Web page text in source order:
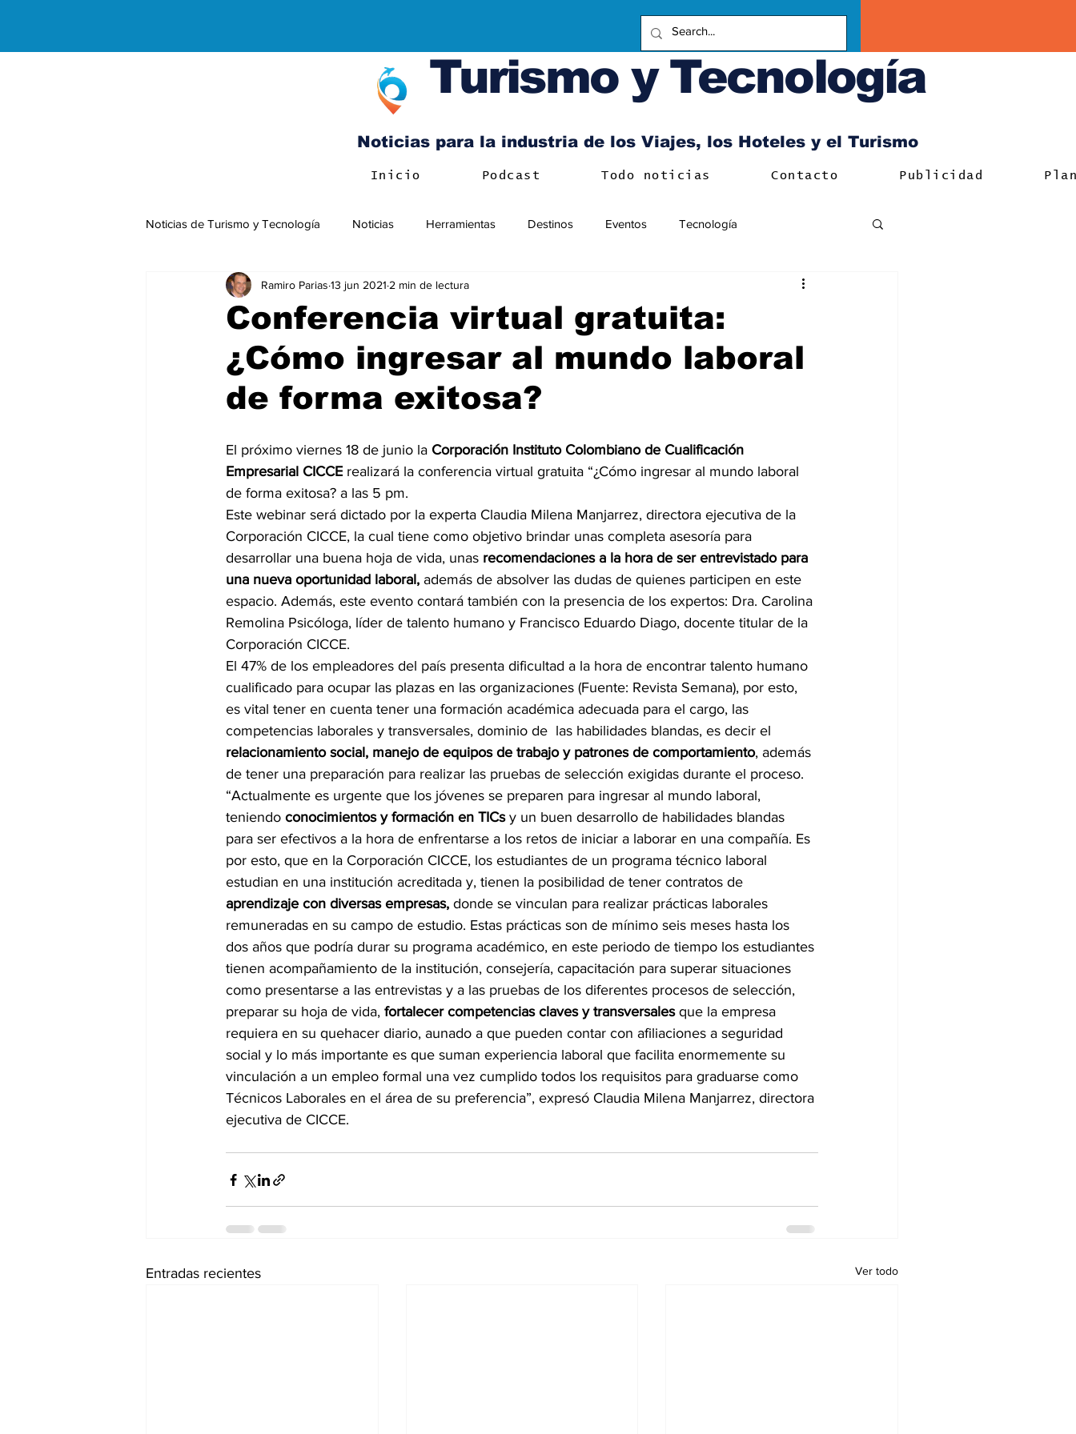
Turismo y Tecnología
Noticias para la industria de los Viajes, los Hoteles y el Turismo
Inicio Podcast Todo noticias Contacto Publicidad
Noticias de Turismo y Tecnología Noticias Herramientas Destinos Eventos Tecnología
Negocios Internacionales
Conferencia virtual gratuita:
¿Cómo ingresar al mundo laboral
de forma exitosa?
Ramiro Parias 13 jun 2021 2 min de lectura
El próximo viernes 18 de junio la Corporación Instituto Colombiano de Cualificación
Empresarial CICCE realizará la conferencia virtual gratuita “¿Cómo ingresar al mundo laboral
de forma exitosa? a las 5 pm.
Este webinar será dictado por la experta Claudia Milena Manjarrez, directora ejecutiva de la
Corporación CICCE, la cual tiene como objetivo brindar unas completa asesoría para
desarrollar una buena hoja de vida, unas recomendaciones a la hora de ser entrevistado para
una nueva oportunidad laboral, además de absolver las dudas de quienes participen en este
espacio. Además, este evento contará también con la presencia de los expertos: Dra. Carolina
Remolina Psicóloga, líder de talento humano y Francisco Eduardo Diago, docente titular de la
Corporación CICCE.
El 47% de los empleadores del país presenta dificultad a la hora de encontrar talento humano
cualificado para ocupar las plazas en las organizaciones (Fuente: Revista Semana), por esto,
es vital tener en cuenta tener una formación académica adecuada para el cargo, las
competencias laborales y transversales, dominio de  las habilidades blandas, es decir el
relacionamiento social, manejo de equipos de trabajo y patrones de comportamiento, además
de tener una preparación para realizar las pruebas de selección exigidas durante el proceso.
“Actualmente es urgente que los jóvenes se preparen para ingresar al mundo laboral,
teniendo conocimientos y formación en TICs y un buen desarrollo de habilidades blandas
para ser efectivos a la hora de enfrentarse a los retos de iniciar a laborar en una compañía. Es
por esto, que en la Corporación CICCE, los estudiantes de un programa técnico laboral
estudian en una institución acreditada y, tienen la posibilidad de tener contratos de
aprendizaje con diversas empresas, donde se vinculan para realizar prácticas laborales
remuneradas en su campo de estudio. Estas prácticas son de mínimo seis meses hasta los
dos años que podría durar su programa académico, en este periodo de tiempo los estudiantes
tienen acompañamiento de la institución, consejería, capacitación para superar situaciones
como presentarse a las entrevistas y a las pruebas de los diferentes procesos de selección,
preparar su hoja de vida, fortalecer competencias claves y transversales que la empresa
requiera en su quehacer diario, aunado a que pueden contar con afiliaciones a seguridad
social y lo más importante es que suman experiencia laboral que facilita enormemente su
vinculación a un empleo formal una vez cumplido todos los requisitos para graduarse como
Técnicos Laborales en el área de su preferencia”, expresó Claudia Milena Manjarrez, directora
ejecutiva de CICCE.
Entradas recientes Ver todo